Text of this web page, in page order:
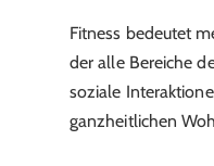
Fitness bedeutet
der alle Bereiche
soziale
ganzheitlichen